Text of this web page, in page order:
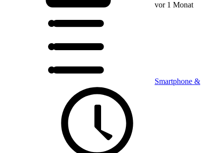
vor 1 Monat
Smartphone &